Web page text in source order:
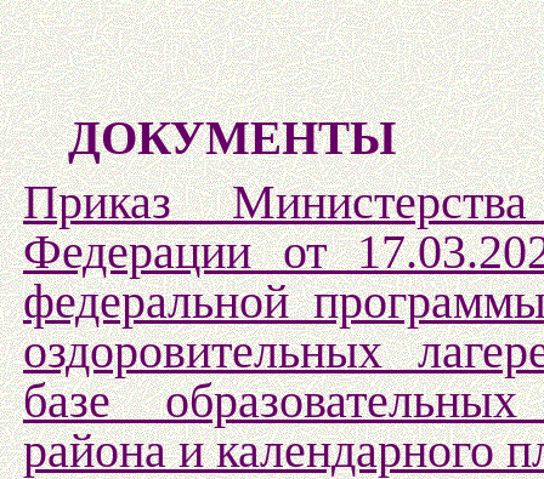
ДОКУМЕНТЫ
Приказ
Федерации от
федеральной
оздоровительных
базе
района и календарного